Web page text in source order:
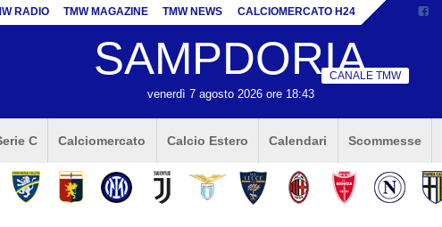
RADIO TMW MAGAZINE TMW NEWS CALCIOMERCATO H24
SAMPDORIA
venerdì 7 agosto 2026 ore 18:43
CANALE TMW
C Calciomercato Calcio Estero Calendari Scommesse